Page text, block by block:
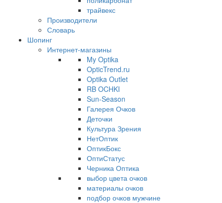
трайвекс
Производители
Словарь
Шопинг
Интернет-магазины
My Optika
OpticTrend.ru
Optika Outlet
RB OCHKI
Sun-Season
Галерея Очков
Деточки
Культура Зрения
НетОптик
ОптикБокс
ОптиСтатус
Черника Оптика
выбор цвета очков
материалы очков
подбор очков мужчине